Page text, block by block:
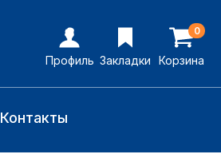
Профиль Закладки
0
Корзина
Контакты